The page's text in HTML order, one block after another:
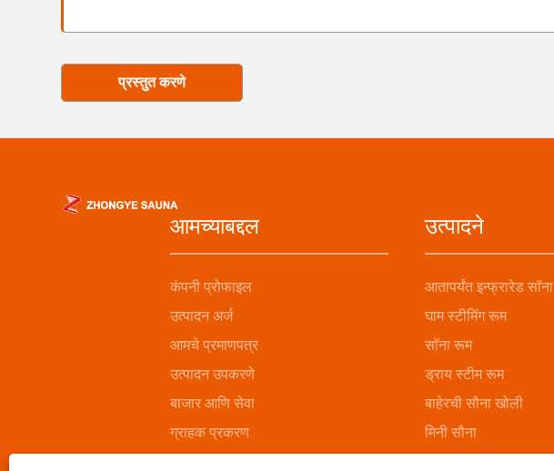
प्रस्तुत करणे
आमच्याबद्दल
कंपनी प्रोफाइल
उत्पादन अर्ज
आमचे प्रमाणपत्र
उत्पादन उपकरणे
बाजार आणि सेवा
ग्राहक प्रकरण
उत्पादने
आतापर्यंत इन्फ्रारेड सॉना
घाम स्टीमिंग रूम
सॉना रूम
ड्राय स्टीम रूम
बाहेरची सौना खोली
मिनी सौना